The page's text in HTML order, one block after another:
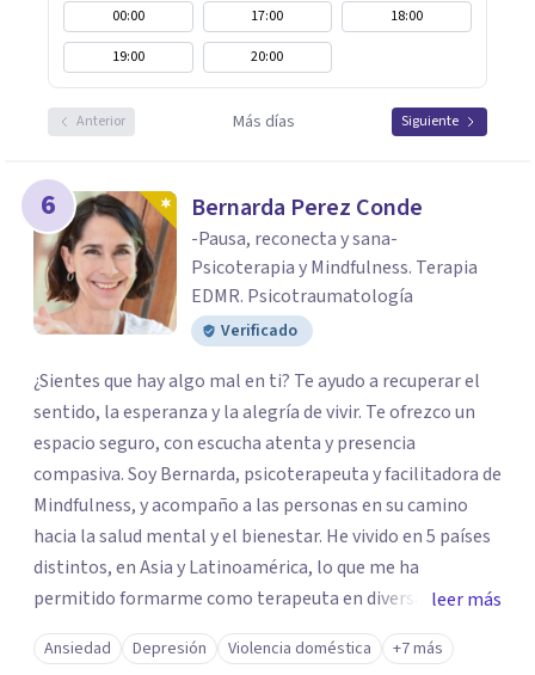
00:00 17:00
18:00
19:00
20:00
Anterior Más días Siguiente
6 Bernarda Perez Conde
-Pausa, reconecta y sana-
Psicoterapia y Mindfulness. Terapia
EDMR. Psicotraumatología
Verificado
¿Sientes que hay algo mal en ti? Te ayudo a recuperar el
sentido, la esperanza y la alegría de vivir. Te ofrezco un
espacio seguro, con escucha atenta y presencia
compasiva. Soy Bernarda, psicoterapeuta y facilitadora de
Mindfulness, y acompaño a las personas en su camino
hacia la salud mental y el bienestar. He vivido en 5 países
distintos, en Asia y Latinoamérica, lo que me ha
permitido formarme como terapeuta en diversas
técnicas e idiomas y trabajar con personas de un amplio
espectro de culturas, historias y profesiones. Al ser
leer más
Ansiedad Depresión Violencia doméstica +7 más